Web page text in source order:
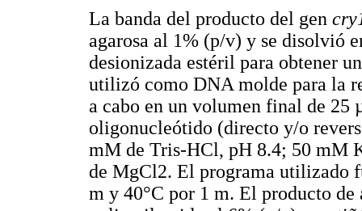
La banda del producto del gen
agarosa al 1% (p/v) y se disolvió
desionizada estéril para obtener
utilizó como DNA molde para la
a cabo en un volumen final de
oligonucleótido (directo y/o
mM de Tris-HCl, pH 8.4; 50 mM
de MgCl2. El programa utilizado
m y 40°C por 1 m. El producto